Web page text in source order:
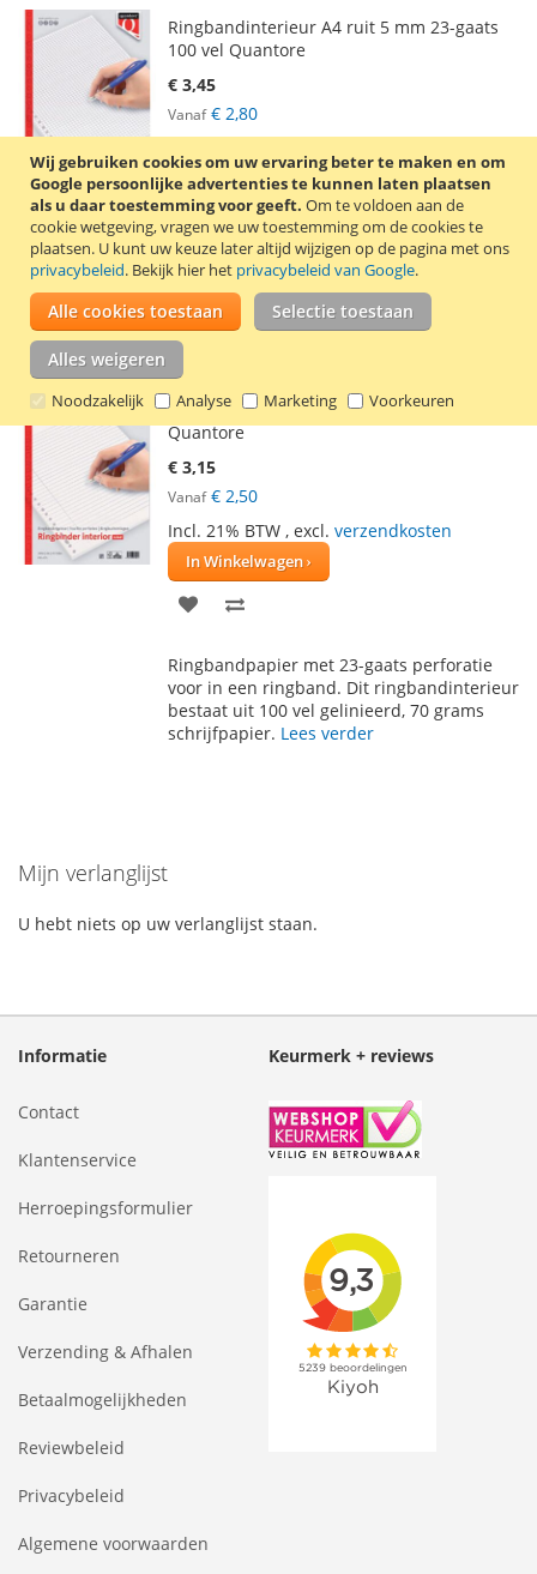
Wij gebruiken cookies om uw ervaring beter te maken en om
Google persoonlijke advertenties te kunnen laten plaatsen
als u daar toestemming voor geeft. Om te voldoen aan de
cookie wetgeving, vragen we uw toestemming om de cookies te
plaatsen. U kunt uw keuze later altijd wijzigen op de pagina met ons
privacybeleid. Bekijk hier het privacybeleid van Google.
Alle cookies toestaan Selectie toestaan
Alles weigeren
Noodzakelijk Analyse Marketing Voorkeuren
Ringbandinterieur A4 ruit 5 mm 23-gaats
100 vel Quantore
€ 3,45
Vanaf € 2,80
In Winkelwagen
VOEG
TOE
AAN
TOEVOEGEN
OM
TE
Ringbandpapier met 23-gaats perforatie
voor in een ringband. Dit ringbandinterieur
bestaat uit 100 vel geruit, 70 grams
schrijfpapier.
Ringbandinterieur A4 lijn 23-gaats 100 vel
Quantore
€ 3,15
Vanaf € 2,50
Incl. 21% BTW , excl. verzendkosten
In Winkelwagen
VOEG
AAN
VERLANGLIJST
TE
VERGELIJKEN
Ringbandpapier met 23-gaats perforatie
voor in een ringband. Dit ringbandinterieur
bestaat uit 100 vel gelinieerd, 70 grams
schrijfpapier. Lees verder
Mijn verlanglijst
U hebt niets op uw verlanglijst staan.
Informatie
Contact
Klantenservice
Herroepingsformulier
Retourneren
Garantie
Verzending & Afhalen
Betaalmogelijkheden
Reviewbeleid
Privacybeleid
Algemene voorwaarden
Keurmerk + reviews